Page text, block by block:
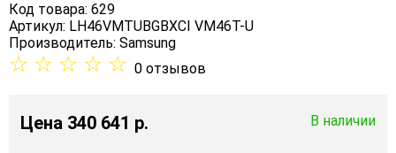
Код товара: 629
Артикул: LH46VMTUBGBXCI VM46T-U
Производитель: Samsung
☆ ☆ ☆ ☆ ☆ 0 отзывов
Цена 340 641 p. В наличии